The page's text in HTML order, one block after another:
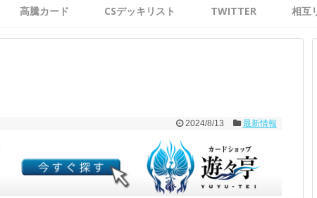
高騰カード CSデッキリスト TWITTER 相互
2024/8/13 最新情報